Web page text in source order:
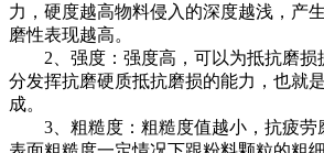
力，硬度越高物料侵入的深度越浅，产
磨性表现越高。
2、强度：强度高，可以为抵抗磨损
分发挥抗磨硬质抵抗磨损的能力，也就
成。
3、粗糙度：粗糙度值越小，抗疲劳